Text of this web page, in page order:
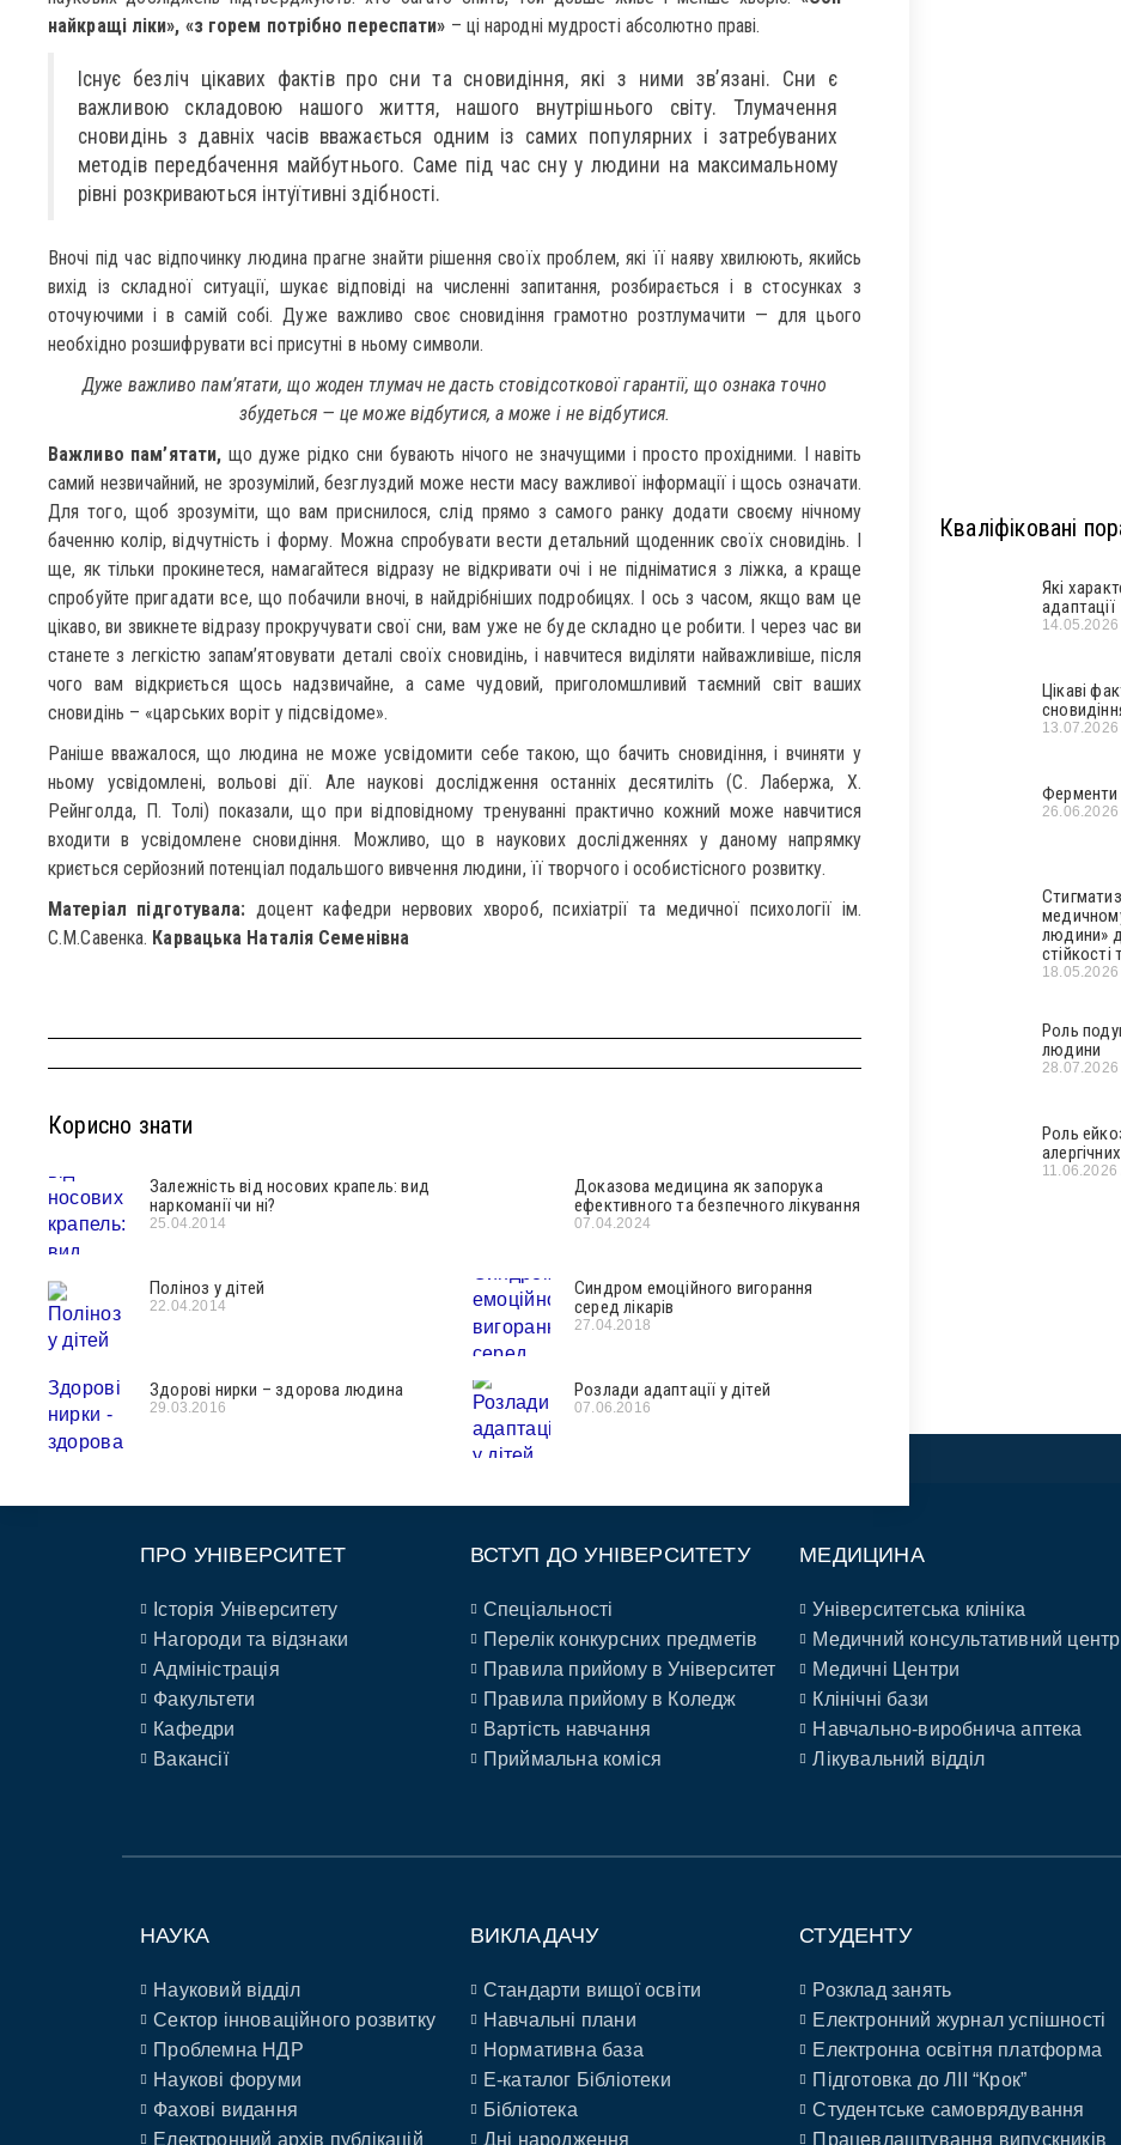
найкращі ліки», «з горем потрібно переспати» – ці народні мудрості абсолютно праві.
Існує безліч цікавих фактів про сни та сновидіння, які з ними зв’язані. Сни є
важливою складовою нашого життя, нашого внутрішнього світу. Тлумачення
сновидінь з давніх часів вважається одним із самих популярних і затребуваних
методів передбачення майбутнього. Саме під час сну у людини на максимальному
рівні розкриваються інтуїтивні здібності.
Вночі під час відпочинку людина прагне знайти рішення своїх проблем, які її наяву хвилюють, якийсь
вихід із складної ситуації, шукає відповіді на численні запитання, розбирається і в стосунках з
оточуючими і в самій собі. Дуже важливо своє сновидіння грамотно розтлумачити — для цього
необхідно розшифрувати всі присутні в ньому символи.
Дуже важливо пам’ятати, що жоден тлумач не дасть стовідсоткової гарантії, що ознака точно
збудеться — це може відбутися, а може і не відбутися.
Важливо пам’ятати, що дуже рідко сни бувають нічого не значущими і просто прохідними. І навіть
самий незвичайний, не зрозумілий, безглуздий може нести масу важливої інформації і щось означати.
Для того, щоб зрозуміти, що вам приснилося, слід прямо з самого ранку додати своєму нічному
баченню колір, відчутність і форму. Можна спробувати вести детальний щоденник своїх сновидінь. І
ще, як тільки прокинетеся, намагайтеся відразу не відкривати очі і не підніматися з ліжка, а краще
спробуйте пригадати все, що побачили вночі, в найдрібніших подробицях. І ось з часом, якщо вам це
цікаво, ви звикнете відразу прокручувати свої сни, вам уже не буде складно це робити. І через час ви
станете з легкістю запам’ятовувати деталі своїх сновидінь, і навчитеся виділяти найважливіше, після
чого вам відкриється щось надзвичайне, а саме чудовий, приголомшливий таємний світ ваших
сновидінь – «царських воріт у підсвідоме».
Раніше вважалося, що людина не може усвідомити себе та­кою, що бачить сновидіння, і вчиняти у
ньому усвідомлені, во­льові дії. Але наукові дослідження останніх десятиліть (С. Лабержа, Х.
Рейнголда, П. Толі) показали, що при відповідному тренуванні практично кожний може навчитися
входити в усвідомлене сновидіння. Можливо, що в наукових дослідженнях у даному напрямку
криється серйозний потен­ціал подальшого вивчення людини, її творчого і особистісного розвитку.
Матеріал підготувала: доцент кафедри нервових хвороб, психіатрії та медичної психології ім.
С.М.Савенка. Карвацька Наталія Семенівна
Корисно знати
Залежність від носових крапель: вид
наркоманії чи ні?
25.04.2014
Доказова медицина як запорука
ефективного та безпечного лікування
07.04.2024
Поліноз у дітей
22.04.2014
Синдром емоційного вигорання
серед лікарів
27.04.2018
Здорові нирки – здорова людина
29.03.2016
Розлади адаптації у дітей
07.06.2016
Кваліфіковані
Які
адаптації
Цікаві
Ферменти
людини»
стійкості
Роль
людини
Роль
11.06.2026
ПРО УНІВЕРСИТЕТ
Історія Університету
Нагороди та відзнаки
Адміністрація
Факультети
Кафедри
Вакансії
ВСТУП ДО УНІВЕРСИТЕТУ
Спеціальності
Перелік конкурсних предметів
Правила прийому в Університет
Правила прийому в Коледж
Вартість навчання
Приймальна коміся
МЕДИЦИНА
Університетська клініка
Медичний консультативний центр
Медичні Центри
Клінічні бази
Навчально-виробнича аптека
Лікувальний відділ
НАУКА
Науковий відділ
Сектор інноваційного розвитку
Проблемна НДР
Наукові форуми
Фахові видання
Електронний архів публікацій
ВИКЛАДАЧУ
Стандарти вищої освіти
Навчальні плани
Нормативна база
E-каталог Бібліотеки
Бібліотека
Дні народження
СТУДЕНТУ
Розклад занять
Електронний журнал успішності
Електронна освітня платформа
Підготовка до ЛІІ “Крок”
Студентське самоврядування
Працевлаштування випускників